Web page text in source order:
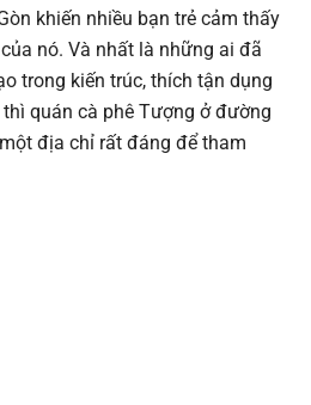
khiến nhiều bạn trẻ cảm thấy
nó. Và nhất là những ai đã
trong kiến trúc, thích tận dụng
quán cà phê Tượng ở đường
địa chỉ rất đáng để tham